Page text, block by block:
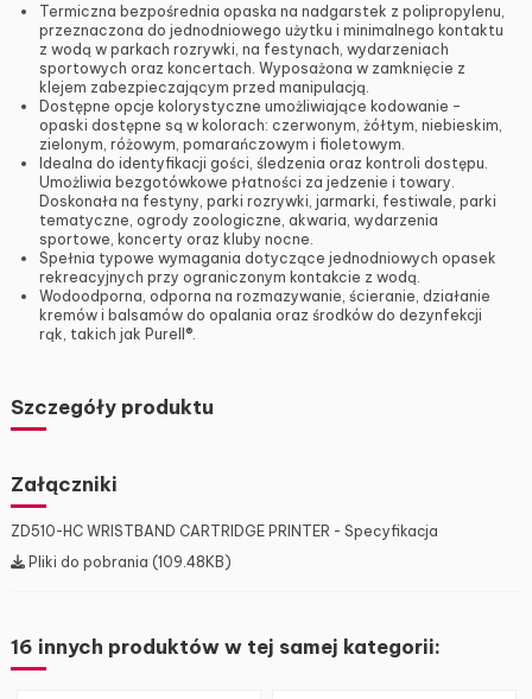
Termiczna bezpośrednia opaska na nadgarstek z polipropylenu,
przeznaczona do jednodniowego użytku i minimalnego kontaktu
z wodą w parkach rozrywki, na festynach, wydarzeniach
sportowych oraz koncertach. Wyposażona w zamknięcie z
klejem zabezpieczającym przed manipulacją.
Dostępne opcje kolorystyczne umożliwiające kodowanie –
opaski dostępne są w kolorach: czerwonym, żółtym, niebieskim,
zielonym, różowym, pomarańczowym i fioletowym.
Idealna do identyfikacji gości, śledzenia oraz kontroli dostępu.
Umożliwia bezgotówkowe płatności za jedzenie i towary.
Doskonała na festyny, parki rozrywki, jarmarki, festiwale, parki
tematyczne, ogrody zoologiczne, akwaria, wydarzenia
sportowe, koncerty oraz kluby nocne.
Spełnia typowe wymagania dotyczące jednodniowych opasek
rekreacyjnych przy ograniczonym kontakcie z wodą.
Wodoodporna, odporna na rozmazywanie, ścieranie, działanie
kremów i balsamów do opalania oraz środków do dezynfekcji
rąk, takich jak Purell®.
Szczegóły produktu
Załączniki
ZD510-HC WRISTBAND CARTRIDGE PRINTER - Specyfikacja
Pliki do pobrania (109.48KB)
16 innych produktów w tej samej kategorii: